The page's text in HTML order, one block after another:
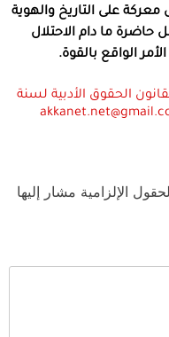
على التاريخ والهوية
ما دام الاحتلال
الواقع بالقوة.
المضامين بموجب بند 27 أ لقانون الحقوق الأدبية لسنة
الإلزامية مشار إليها